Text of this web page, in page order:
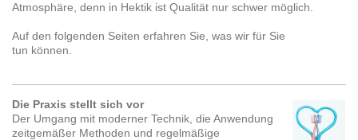
Atmosphäre, denn in Hektik ist Qualität nur schwer möglich.
Auf den folgenden Seiten erfahren Sie, was wir für Sie
tun können.
Die Praxis stellt sich vor
Der Umgang mit moderner Technik, die Anwendung
zeitgemäßer Methoden und regelmäßige